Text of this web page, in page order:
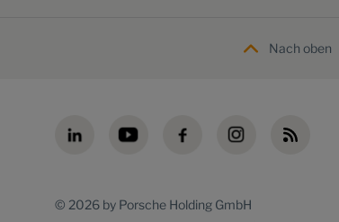
Nach oben
© 2026 by Porsche Holding GmbH